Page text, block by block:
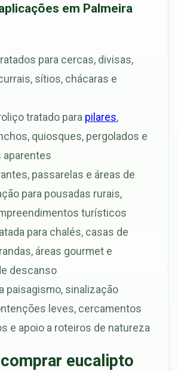
em Palmeira
para cercas, divisas,
sítios, chácaras e
tratado para pilares,
quiosques, pergolados e
passarelas e áreas de
para pousadas rurais,
turísticos
para chalés, casas de
áreas gourmet e
descanso
paisagismo, sinalização
leves, cercamentos
e apoio a roteiros de natureza
eucalipto